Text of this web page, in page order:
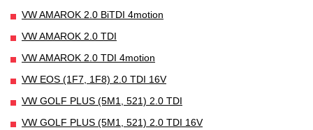
VW AMAROK 2.0 BiTDI 4motion
VW AMAROK 2.0 TDI
VW AMAROK 2.0 TDI 4motion
VW EOS (1F7, 1F8) 2.0 TDI 16V
VW GOLF PLUS (5M1, 521) 2.0 TDI
VW GOLF PLUS (5M1, 521) 2.0 TDI 16V